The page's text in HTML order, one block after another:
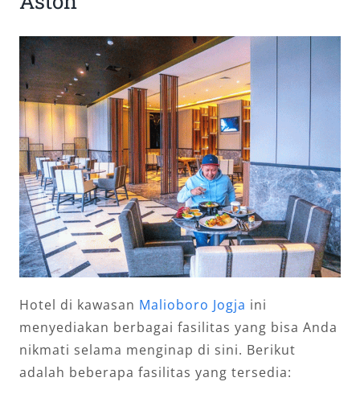
Hotel di kawasan Malioboro Jogja ini
menyediakan berbagai fasilitas yang bisa Anda
nikmati selama menginap di sini. Berikut
adalah beberapa fasilitas yang tersedia: